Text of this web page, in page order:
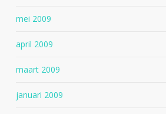
mei 2009
april 2009
maart 2009
januari 2009